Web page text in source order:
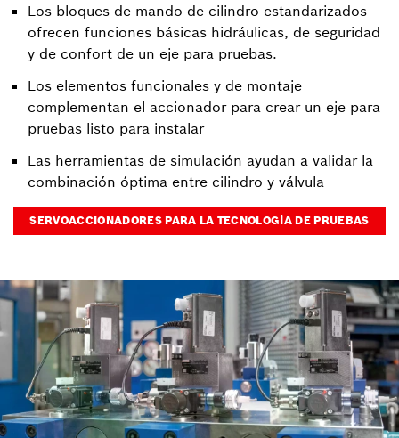
Los bloques de mando de cilindro estandarizados
ofrecen funciones básicas hidráulicas, de seguridad
y de confort de un eje para pruebas.
Los elementos funcionales y de montaje
complementan el accionador para crear un eje para
pruebas listo para instalar
Las herramientas de simulación ayudan a validar la
combinación óptima entre cilindro y válvula
SERVOACCIONADORES PARA LA TECNOLOGÍA DE PRUEBAS